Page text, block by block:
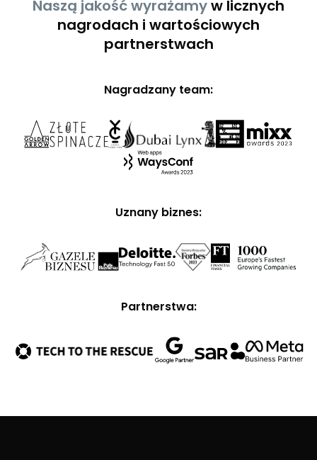
Naszą jakość wyrażamyw licznych
nagrodach i wartościowych
partnerstwach
Nagradzany team:
Uznany biznes:
Partnerstwa: